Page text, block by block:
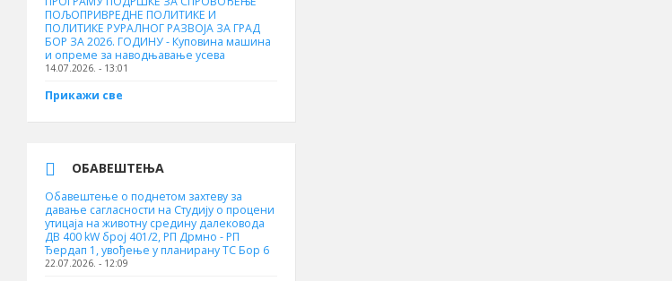
ПОЉОПРИВРЕДНЕ ПОЛИТИКЕ И
ПОЛИТИКЕ РУРАЛНОГ РАЗВОЈА ЗА ГРАД
БОР ЗА 2026. ГОДИНУ - Куповина машина
и опреме за наводњавање усева
14.07.2026. - 13:01
Прикажи све
ОБАВЕШТЕЊА
Обавештење о поднетом захтеву за
давање сагласности на Студију о процени
утицаја на животну средину далековода
ДВ 400 kW број 401/2, РП Дрмно - РП
Ђердап 1, увођење у планирану ТС Бор 6
22.07.2026. - 12:09